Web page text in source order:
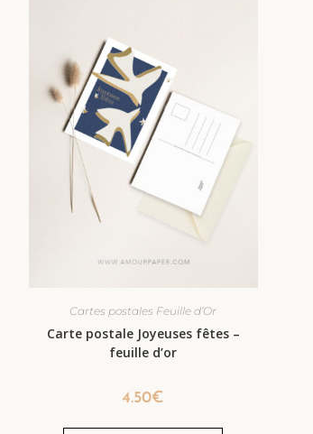
Cartes postales Feuille d’Or
Carte postale Joyeuses fêtes –
feuille d’or
4.50€